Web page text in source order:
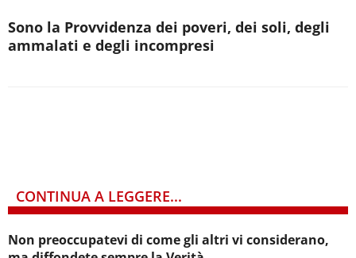
Sono la Provvidenza dei poveri, dei soli, degli
ammalati e degli incompresi
CONTINUA A LEGGERE...
Non preoccupatevi di come gli altri vi considerano,